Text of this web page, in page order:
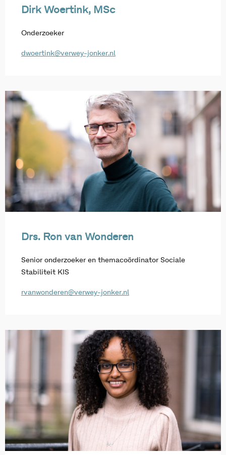
Dirk Woertink, MSc
Onderzoeker
dwoertink@verwey-jonker.nl
Drs. Ron van Wonderen
Senior onderzoeker en themacoördinator Sociale
Stabiliteit KIS
rvanwonderen@verwey-jonker.nl